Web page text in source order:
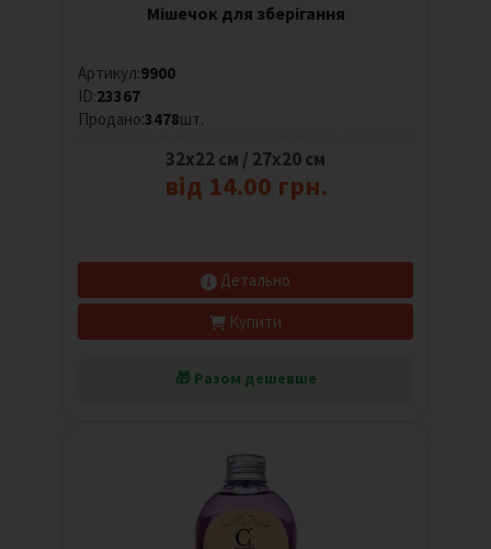
Мішечок для зберігання
Артикул:9900
ID:23367
Продано:3478шт.
32х22 см / 27х20 см
від 14.00 грн.
Детально
Купити
🎁 Разом дешевше